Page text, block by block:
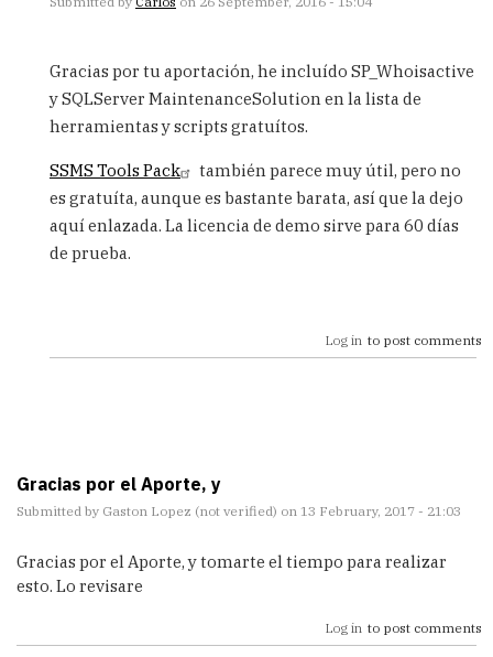
reply
Ssmstools,
sp_whoisactive
by
Anonimo
verified)
Gracias por tu aportación, he incluído SP_Whoisactive
y SQLServer MaintenanceSolution en la lista de
herramientas y scripts gratuítos.
SSMS Tools Pack
también parece muy útil, pero no
es gratuíta, aunque es bastante barata, así que la dejo
aquí enlazada. La licencia de demo sirve para 60 días
de prueba.
Log in to post comments
Gracias por el Aporte, y
Submitted by Gaston Lopez (not verified) on 13 February, 2017 - 21:03
Gracias por el Aporte, y tomarte el tiempo para realizar
esto. Lo revisare
Log in to post comments